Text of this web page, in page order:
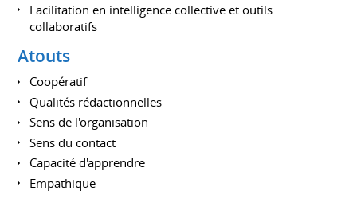
Facilitation en intelligence collective et outils
collaboratifs
Atouts
Coopératif
Qualités rédactionnelles
Sens de l'organisation
Sens du contact
Capacité d'apprendre
Empathique